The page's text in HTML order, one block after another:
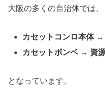
大阪の多くの自治体では、
カセットコンロ本体
カセットボンベ → 資
となっています。